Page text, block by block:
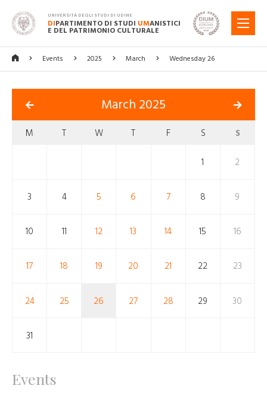
UNIVERSITÀ DEGLI STUDI DI UDINE
DIPARTIMENTO DI STUDI UMANISTICI
E DEL PATRIMONIO CULTURALE
MENU
Events 2025 March Wednesday 26
March 2025
M T W T F S S
1 2
3 4 5 6 7 8 9
10 11 12 13 14 15 16
17 18 19 20 21 22 23
24 25 26 27 28 29 30
31
Events